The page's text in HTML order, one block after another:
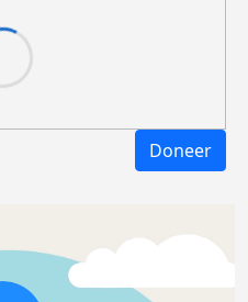
Doneer